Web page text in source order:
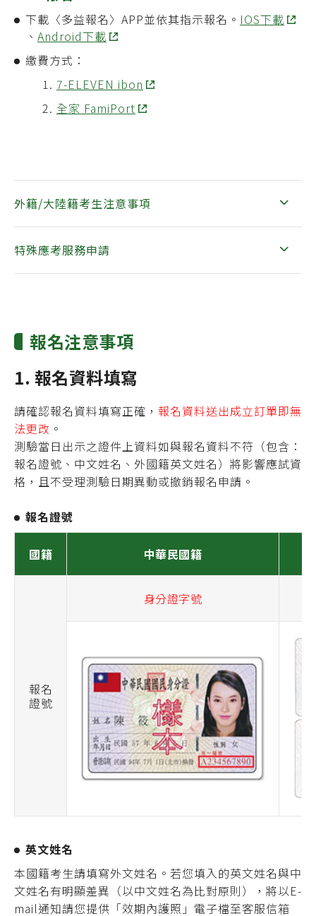
下載 〈多益報名〉 APP並依其指示報名。 IOS下載
、 Android下載
繳費方式：
7-ELEVEN ibon
全家 FamiPort
外籍/大陸籍考生注意事項
特殊應考服務申請
報名注意事項
1. 報名資料填寫
請確認報名資料填寫正確， 報名資料送出成立訂單即無
法更改 。
測驗當日出示之證件上資料如與報名資料不符（包含：
報名證號、中文姓名、外國籍英文姓名）將影響應試資
格，且不受理測驗日期異動或撤銷報名申請。
報名證號
國籍 中華民國籍
報名
證號
身分證字號
英文姓名
本國籍考生請填寫外文姓名。若您填入的英文姓名與中
文姓名有明顯差異（以中文姓名為比對原則），將以E-
mail通知請您提供「效期內護照」電子檔至客服信箱